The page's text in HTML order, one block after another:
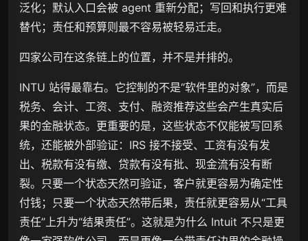
泛化；默认入口会被 agent 重新分配；写回和执行更难
替代；责任和预算则最不容易被轻易迁走。
四家公司在这条链上的位置，并不是并排的。
INTU 站得最靠右。它控制的不是“软件里的对象”，而是
税务、会计、工资、支付、融资推荐这些会产生真实后
果的金融状态。更重要的是，这些状态不仅能被写回系
统，还能被外部验证：IRS 接不接受、工资有没有发
出、税款有没有缴、贷款有没有批、现金流有没有断
裂。只要一个状态天然可验证，客户就更容易为确定性
付钱；只要一个状态天然带后果，责任就更容易从“工具
责任”上升为“结果责任”。这就是为什么 Intuit 不只是更